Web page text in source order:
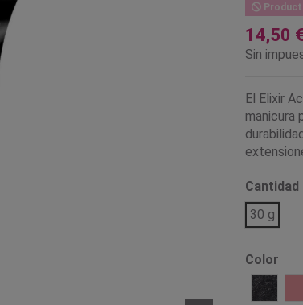
14,50
Sin
El Elixir
manicura
Cantidad
30 g
Color
Clear